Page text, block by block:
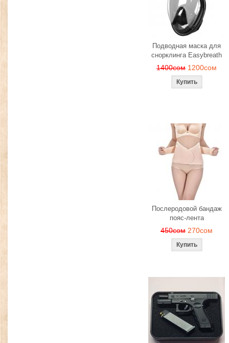
Подводная маска для
снорклинга Easybreath
1400сом 1200сом
Послеродовой бандаж
пояс-лента
450сом 270сом